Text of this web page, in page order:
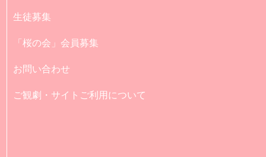
生徒募集
「桜の会」会員募集
お問い合わせ
ご観劇・サイトご利用について